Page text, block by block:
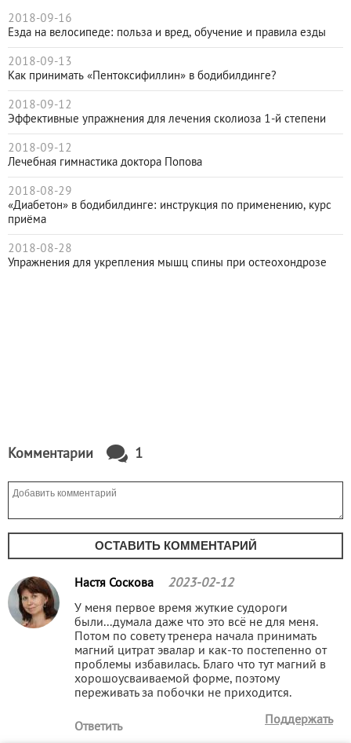
2018-09-16
Езда на велосипеде: польза и вред, обучение и правила езды
2018-09-13
Как принимать «Пентоксифиллин» в бодибилдинге?
2018-09-12
Эффективные упражнения для лечения сколиоза 1-й степени
2018-09-12
Лечебная гимнастика доктора Попова
2018-08-29
«Диабетон» в бодибилдинге: инструкция по применению, курс
приёма
2018-08-28
Упражнения для укрепления мышц спины при остеохондрозе
Комментарии 1
ОСТАВИТЬ КОММЕНТАРИЙ
Настя Соскова 2023-02-12
У меня первое время жуткие судороги
были...думала даже что это всё не для меня.
Потом по совету тренера начала принимать
магний цитрат эвалар и как-то постепенно от
проблемы избавилась. Благо что тут магний в
хорошоусваиваемой форме, поэтому
переживать за побочки не приходится.
Ответить
Поддержать